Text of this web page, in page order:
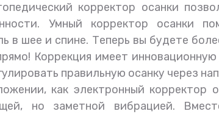
корректор осанки
Умный корректор осанки
в шее и спине. Теперь вы будете
Коррекция имеет
правильную осанку через
как электронный корректор
но заметной вибрацией.